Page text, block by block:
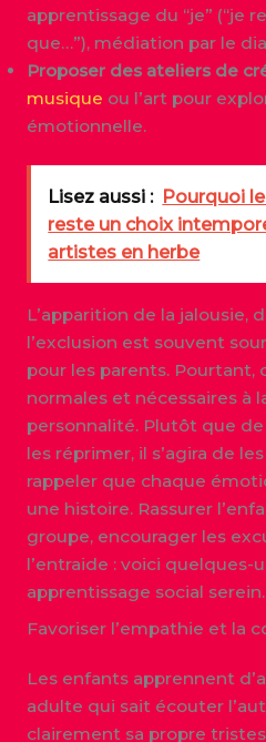
apprentissage du “je” (“je
que…”), médiation par le
Proposer des ateliers de
musique ou l’art pour
émotionnelle.
Lisez aussi : Pourquoi
reste un choix
artistes en herbe
L’apparition de la jalousie,
l’exclusion est souvent
pour les parents. Pourtant,
normales et nécessaires à
personnalité. Plutôt que
les réprimer, il s’agira de
rappeler que chaque
une histoire. Rassurer
groupe, encourager les
l’entraide : voici quelques-
apprentissage social serein.
Favoriser l’empathie et la
Les enfants apprennent
adulte qui sait écouter
clairement sa propre